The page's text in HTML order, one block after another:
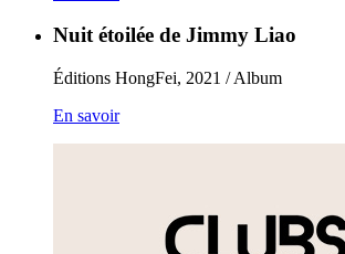
Nuit étoilée de Jimmy Liao
Éditions HongFei, 2021 / Album
En savoir